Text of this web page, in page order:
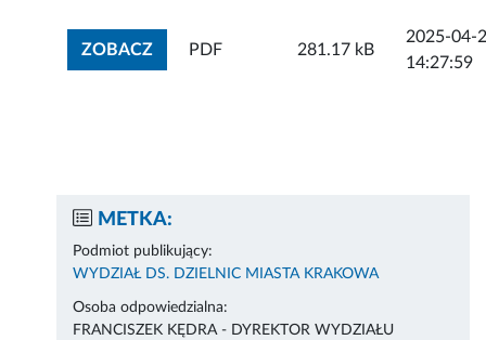
ZOBACZZOBACZ ZAŁĄCZNIK
PDF 281.17 kB
2025-04-
14:27:59
METKA:
Podmiot publikujący:
WYDZIAŁ DS. DZIELNIC MIASTA KRAKOWA
Osoba odpowiedzialna:
FRANCISZEK KĘDRA - DYREKTOR WYDZIAŁU